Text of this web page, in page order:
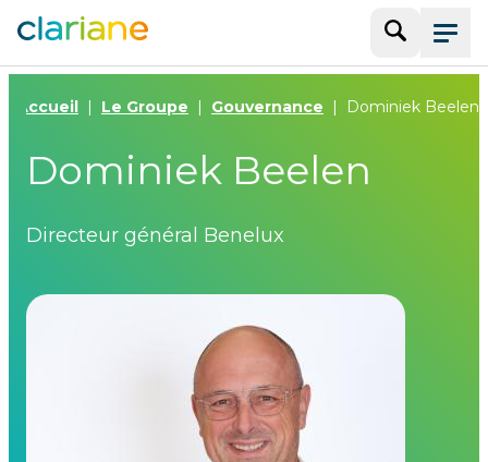
Menu
Accueil Le Groupe Gouvernance Dominiek Beelen
Dominiek Beelen
Directeur général Benelux